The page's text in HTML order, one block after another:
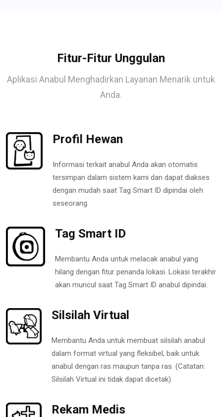
Fitur-Fitur Unggulan
Aplikasi Anabul Menghadirkan Layanan Menarik untuk
Anda.
Profil Hewan
Informasi terkait anabul Anda akan otomatis
tersimpan dalam sistem kami dan dapat diakses
dengan mudah saat Tag Smart ID dipindai oleh
seseorang.
Tag Smart ID
Membantu Anda untuk melacak anabul yang
hilang dengan fitur penanda lokasi. Lokasi terakhir
akan muncul saat Tag Smart ID anabul dipindai.
Silsilah Virtual
Membantu Anda untuk membuat silsilah anabul
dalam format virtual yang fleksibel, baik untuk
anabul dengan ras maupun tanpa ras. (Catatan:
Silsilah Virtual ini tidak dapat dicetak).
Rekam Medis